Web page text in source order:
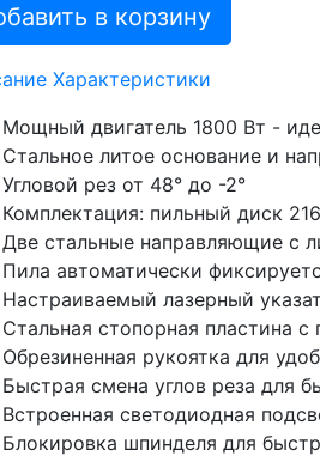
в корзину
Характеристики
Мощный двигатель 1800 Вт -
Стальное литое основание и
Угловой рез от 48° до -2°
Комплектация: пильный диск
Две стальные направляющие с
Пила автоматически
Настраиваемый лазерный
Стальная стопорная пластина
Обрезиненная рукоятка для
Быстрая смена углов реза для
Встроенная светодиодная
Блокировка шпинделя для